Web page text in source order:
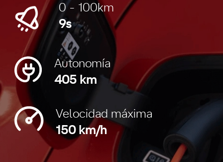
0 - 100km
9s
Autonomía
405 km
Velocidad máxima
150 km/h